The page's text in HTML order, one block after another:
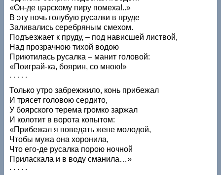
«Он-де царскому пиру помеха!..»
В эту ночь голубую русалки в пруде
Заливались серебряным смехом.
Подъезжает к пруду, – под нависшей листвой,
Над прозрачною тихой водою
Приютилась русалка – манит головой:
«Поиграй-ка, боярин, со мною!»
· · · · ·
Только утро забрежжило, конь прибежал
И трясет головою сердито,
У боярского терема громко заржал
И колотит в ворота копытом:
«Прибежал я поведать жене молодой,
Чтобы мужа она хоронила,
Что его-де русалка порою ночной
Приласкала и в воду сманила…»
· · · · ·